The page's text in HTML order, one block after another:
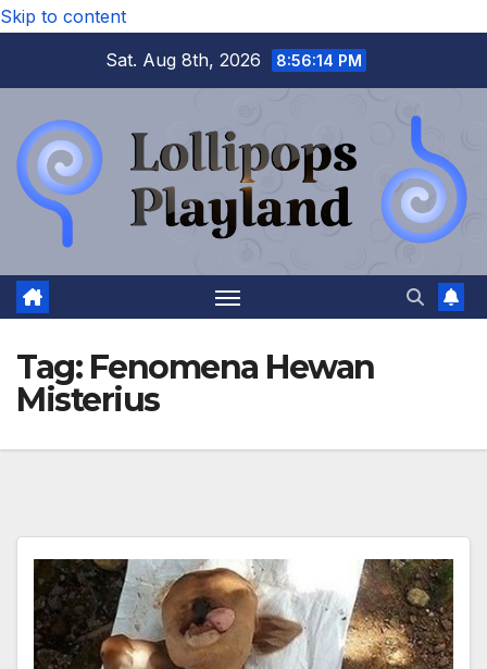
Skip to content
Sat. Aug 8th, 2026
8:56:14 PM
Tag: Fenomena Hewan
Misterius